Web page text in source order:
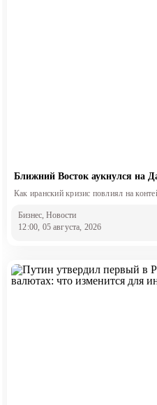
Ближний Восток аукнулся на
Как иранский кризис повлиял на
Бизнес, Новости
12:00, 05 августа, 2026